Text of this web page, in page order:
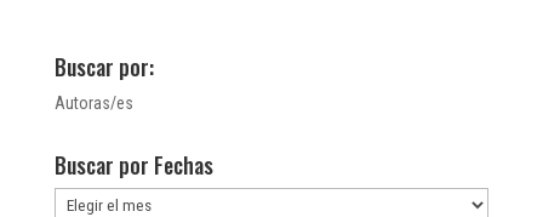
Buscar por:
Autoras/es
Buscar por Fechas
Buscar